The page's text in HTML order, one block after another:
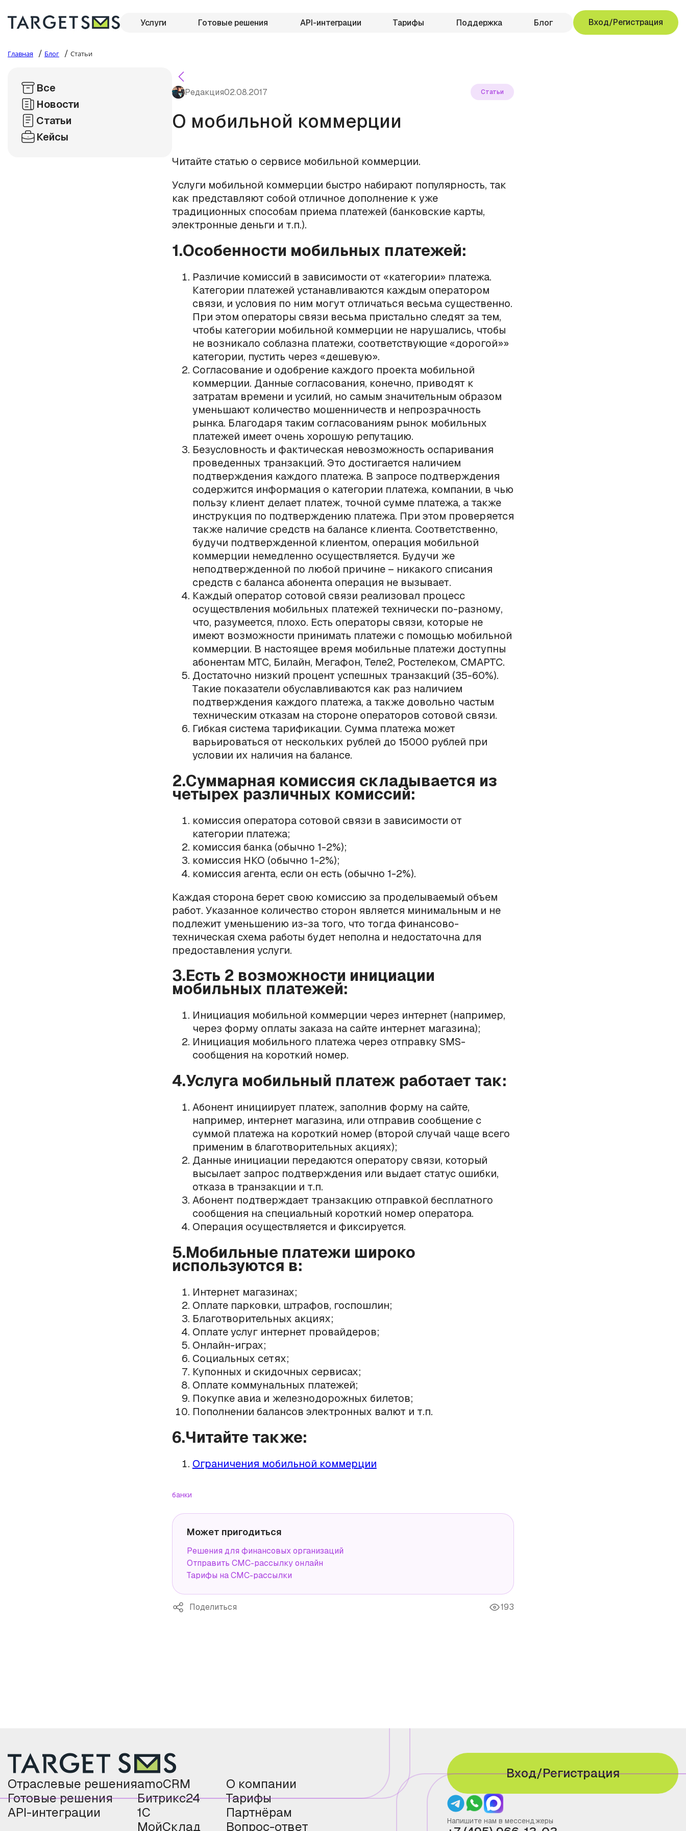
Услуги Готовые решения API-интеграции Тарифы Поддержка Блог Вход/Регистрация
Главная / Блог / Статьи
Все
Новости
Статьи
Кейсы
Редакция02.08.2017 Статьи
О мобильной коммерции
Читайте статью о сервисе мобильной коммерции.
Услуги мобильной коммерции быстро набирают популярность, так
как представляют собой отличное дополнение к уже
традиционных способам приема платежей (банковские карты,
электронные деньги и т.п.).
1.Особенности мобильных платежей:
Различие комиссий в зависимости от «категории» платежа.
Категории платежей устанавливаются каждым оператором
связи, и условия по ним могут отличаться весьма существенно.
При этом операторы связи весьма пристально следят за тем,
чтобы категории мобильной коммерции не нарушались, чтобы
не возникало соблазна платежи, соответствующие «дорогой»»
категории, пустить через «дешевую».
Согласование и одобрение каждого проекта мобильной
коммерции. Данные согласования, конечно, приводят к
затратам времени и усилий, но самым значительным образом
уменьшают количество мошенничеств и непрозрачность
рынка. Благодаря таким согласованиям рынок мобильных
платежей имеет очень хорошую репутацию.
Безусловность и фактическая невозможность оспаривания
проведенных транзакций. Это достигается наличием
подтверждения каждого платежа. В запросе подтверждения
содержится информация о категории платежа, компании, в чью
пользу клиент делает платеж, точной сумме платежа, а также
инструкция по подтверждению платежа. При этом проверяется
также наличие средств на балансе клиента. Соответственно,
будучи подтвержденной клиентом, операция мобильной
коммерции немедленно осуществляется. Будучи же
неподтвержденной по любой причине – никакого списания
средств с баланса абонента операция не вызывает.
Каждый оператор сотовой связи реализовал процесс
осуществления мобильных платежей технически по-разному,
что, разумеется, плохо. Есть операторы связи, которые не
имеют возможности принимать платежи с помощью мобильной
коммерции. В настоящее время мобильные платежи доступны
абонентам МТС, Билайн, Мегафон, Теле2, Ростелеком, СМАРТС.
Достаточно низкий процент успешных транзакций (35-60%).
Такие показатели обуславливаются как раз наличием
подтверждения каждого платежа, а также довольно частым
техническим отказам на стороне операторов сотовой связи.
Гибкая система тарификации. Сумма платежа может
варьироваться от нескольких рублей до 15000 рублей при
условии их наличия на балансе.
2.Суммарная комиссия складывается из
четырех различных комиссий:
комиссия оператора сотовой связи в зависимости от
категории платежа;
комиссия банка (обычно 1-2%);
комиссия НКО (обычно 1-2%);
комиссия агента, если он есть (обычно 1-2%).
Каждая сторона берет свою комиссию за проделываемый объем
работ. Указанное количество сторон является минимальным и не
подлежит уменьшению из-за того, что тогда финансово-
техническая схема работы будет неполна и недостаточна для
предоставления услуги.
3.Есть 2 возможности инициации
мобильных платежей:
Инициация мобильной коммерции через интернет (например,
через форму оплаты заказа на сайте интернет магазина);
Инициация мобильного платежа через отправку SMS-
сообщения на короткий номер.
4.Услуга мобильный платеж работает так:
Абонент инициирует платеж, заполнив форму на сайте,
например, интернет магазина, или отправив сообщение с
суммой платежа на короткий номер (второй случай чаще всего
применим в благотворительных акциях);
Данные инициации передаются оператору связи, который
высылает запрос подтверждения или выдает статус ошибки,
отказа в транзакции и т.п.
Абонент подтверждает транзакцию отправкой бесплатного
сообщения на специальный короткий номер оператора.
Операция осуществляется и фиксируется.
5.Мобильные платежи широко
используются в:
Интернет магазинах;
Оплате парковки, штрафов, госпошлин;
Благотворительных акциях;
Оплате услуг интернет провайдеров;
Онлайн-играх;
Социальных сетях;
Купонных и скидочных сервисах;
Оплате коммунальных платежей;
Покупке авиа и железнодорожных билетов;
Пополнении балансов электронных валют и т.п.
6.Читайте также:
Ограничения мобильной коммерции
банки
Может пригодиться
Решения для финансовых организаций
Отправить СМС-рассылку онлайн
Тарифы на СМС-рассылки
Поделиться 193
Отраслевые решения
Готовые решения
API-интеграции
amoCRM
Битрикс24
1С
МойСклад
О компании
Тарифы
Партнёрам
Вопрос-ответ
Вход/Регистрация
Напишите нам в мессенджеры